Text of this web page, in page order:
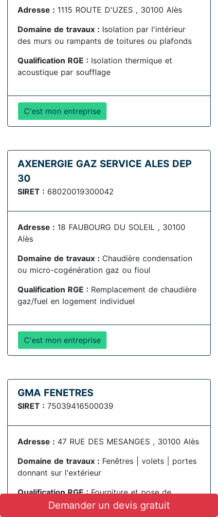
Adresse : 1115 ROUTE D'UZES , 30100 Alès
Domaine de travaux : Isolation par l'intérieur
des murs ou rampants de toitures ou plafonds
Qualification RGE : Isolation thermique et
acoustique par soufflage
C'est mon entreprise
AXENERGIE GAZ SERVICE ALES DEP
30
SIRET : 68020019300042
Adresse : 18 FAUBOURG DU SOLEIL , 30100
Alès
Domaine de travaux : Chaudière condensation
ou micro-cogénération gaz ou fioul
Qualification RGE : Remplacement de chaudière
gaz/fuel en logement individuel
C'est mon entreprise
GMA FENETRES
SIRET : 75039416500039
Adresse : 47 RUE DES MESANGES , 30100 Alès
Domaine de travaux : Fenêtres | volets | portes
donnant sur l'extérieur
Qualification RGE :Fourniture et pose de
menuiseries extérieures en maison individuelle,
Demander un devis gratuit